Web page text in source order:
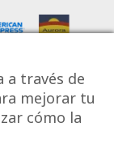
a través de
mejorar tu
cómo la